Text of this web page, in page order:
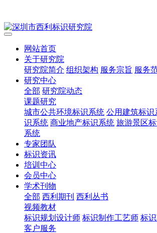
网站首页
关于研究院
研究院简介 组织架构 服务宗旨 服务
研究中心
全部 研究院动态
课题研究
城市公共环境标识系统 公用建筑标识
识系统 商业地产标识系统 旅游景区
系统
专家团队
标识资讯
培训中心
会员中心
学术刊物
全部 西利期刊 西利丛书
视频教材
标识规划设计师 标识制作工艺师 标
客户服务